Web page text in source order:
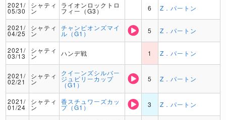
2021/
05/30
シャティ
ン
ライオンロックトロ
フィー（G3） 6 Z．パートン
2021/
04/25
シャティ
ン
チャンピオンズマイ
ル（G1） 5 Z．パートン
2021/
03/13
シャティ
ン ハンデ戦 1 Z．パートン
2021/
02/21
シャティ
ン
クイーンズシルバー
ジュビリーカップ
（G1）
5 Z．パートン
2021/
01/24
シャティ
ン
香スチュワーズカッ
プ（G1） 3 Z．パートン